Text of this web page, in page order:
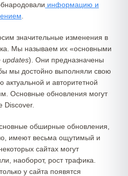
информацию и
значительные изменения в
Мы называем их «основными
updates). Они предназначены
мы достойно выполняли свою
и авторитетной
Основные обновления могут
Discover.
обширные обновления,
имеют весьма ощутимый и
сайтах могут
наоборот, рост трафика.
у сайта появятся